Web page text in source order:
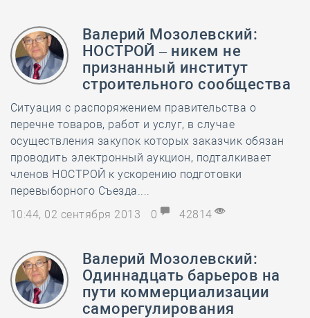
Валерий Мозолевский:
НОСТРОЙ – никем не
признанный институт
строительного сообщества
Ситуация с распоряжением правительства о
перечне товаров, работ и услуг, в случае
осуществления закупок которых заказчик обязан
проводить электронный аукцион, подталкивает
членов НОСТРОЙ к ускорению подготовки
перевыборного Съезда....
10:44, 02 сентября 2013
0 42814
Валерий Мозолевский:
Одиннадцать барьеров на
пути коммерциализации
саморегулирования